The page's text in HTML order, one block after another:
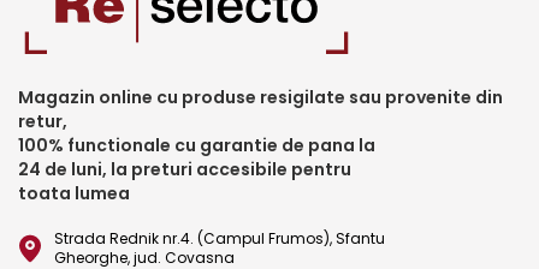
Magazin online cu produse resigilate sau provenite din
retur,
100% functionale cu garantie de pana la
24 de luni, la preturi accesibile pentru
toata lumea
Strada Rednik nr.4. (Campul Frumos), Sfantu
Gheorghe, jud. Covasna